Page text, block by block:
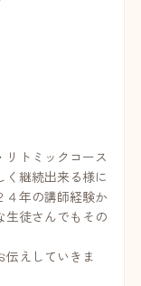
リトミックコース
く継続出来る様に
４年の講師経験か
生徒さんでもその
伝えしていきま